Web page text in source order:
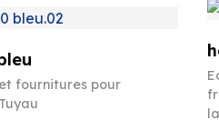
fournitures pour
Tuyau